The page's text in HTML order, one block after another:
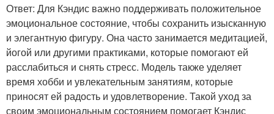
Ответ: Для Кэндис важно поддерживать положительное
эмоциональное состояние, чтобы сохранить изысканную
и элегантную фигуру. Она часто занимается медитацией,
йогой или другими практиками, которые помогают ей
расслабиться и снять стресс. Модель также уделяет
время хобби и увлекательным занятиям, которые
приносят ей радость и удовлетворение. Такой уход за
своим эмоциональным состоянием помогает Кэндис